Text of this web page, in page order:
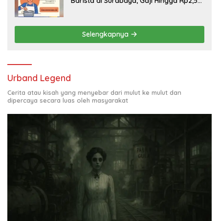
Selengkapnya
Urband Legend
Cerita atau kisah yang menyebar dari mulut ke mulut dan
dipercaya secara luas oleh masyarakat